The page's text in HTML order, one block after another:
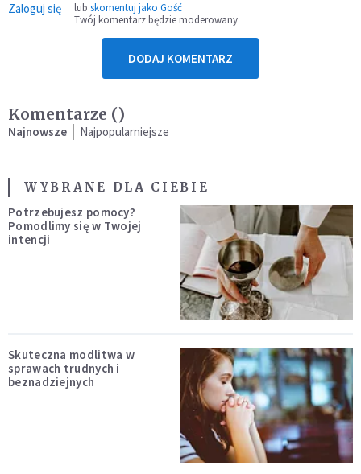
Zaloguj się lub skomentuj jako Gość
Twój komentarz będzie moderowany
DODAJ KOMENTARZ
Komentarze ()
Najnowsze Najpopularniejsze
WYBRANE DLA CIEBIE
Potrzebujesz pomocy?
Pomodlimy się w Twojej
intencji
Skuteczna modlitwa w
sprawach trudnych i
beznadziejnych